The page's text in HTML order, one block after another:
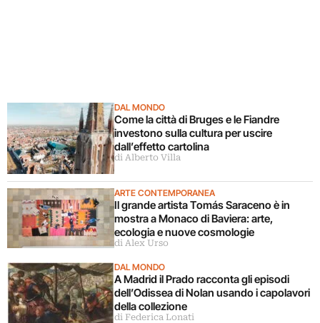
DAL MONDO
Come la città di Bruges e le Fiandre
investono sulla cultura per uscire
dall’effetto cartolina
di Alberto Villa
ARTE CONTEMPORANEA
Il grande artista Tomás Saraceno è in
mostra a Monaco di Baviera: arte,
ecologia e nuove cosmologie
di Alex Urso
DAL MONDO
A Madrid il Prado racconta gli episodi
dell’Odissea di Nolan usando i capolavori
della collezione
di Federica Lonati